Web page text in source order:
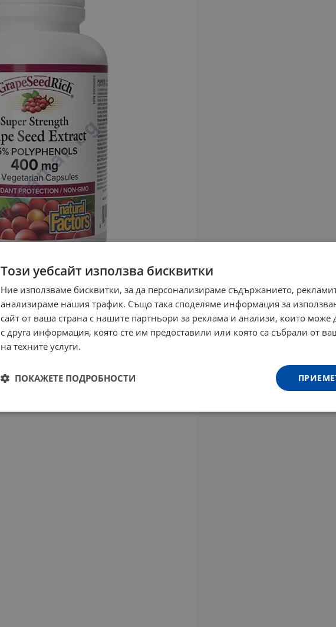
Този уебсайт използва бисквитки
Ние използваме бисквитки, за да персонализираме съдържанието,
анализираме нашия трафик. Също така споделяме информация за
сайт от ваша страна с нашите партньори за реклама и анализи, които може
с друга информация, която сте им предоставили или която са събрали от
на техните услуги.
ПОКАЖЕТЕ ПОДРОБНОСТИ